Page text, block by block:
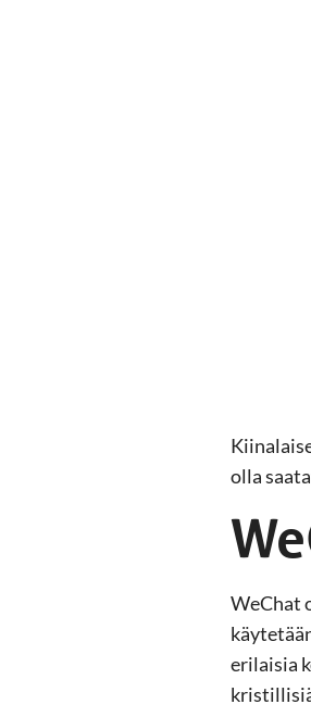
olla
WeChat
erilaisia